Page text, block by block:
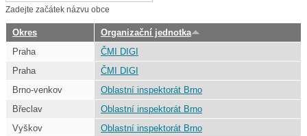
Zadejte začátek názvu obce
Okres
Organizační jednotka
Praha
ČMI DIGI
Praha
ČMI DIGI
Brno-venkov
Oblastní inspektorát Brno
Břeclav
Oblastní inspektorát Brno
Vyškov
Oblastní inspektorát Brno